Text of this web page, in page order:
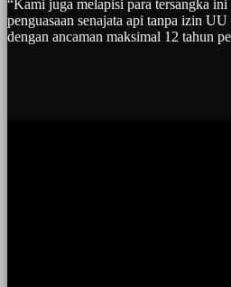
“Kami juga melapisi para tersangka ini
penguasaan senajata api tanpa izin
dengan ancaman maksimal 12 tahun